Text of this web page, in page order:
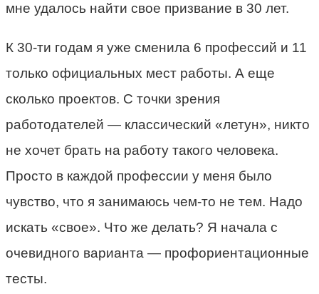
мне удалось найти свое призвание в 30 лет.
К 30-ти годам я уже сменила 6 профессий и 11
только официальных мест работы. А еще
сколько проектов. С точки зрения
работодателей — классический «летун», никто
не хочет брать на работу такого человека.
Просто в каждой профессии у меня было
чувство, что я занимаюсь чем-то не тем. Надо
искать «свое». Что же делать? Я начала с
очевидного варианта — профориентационные
тесты.